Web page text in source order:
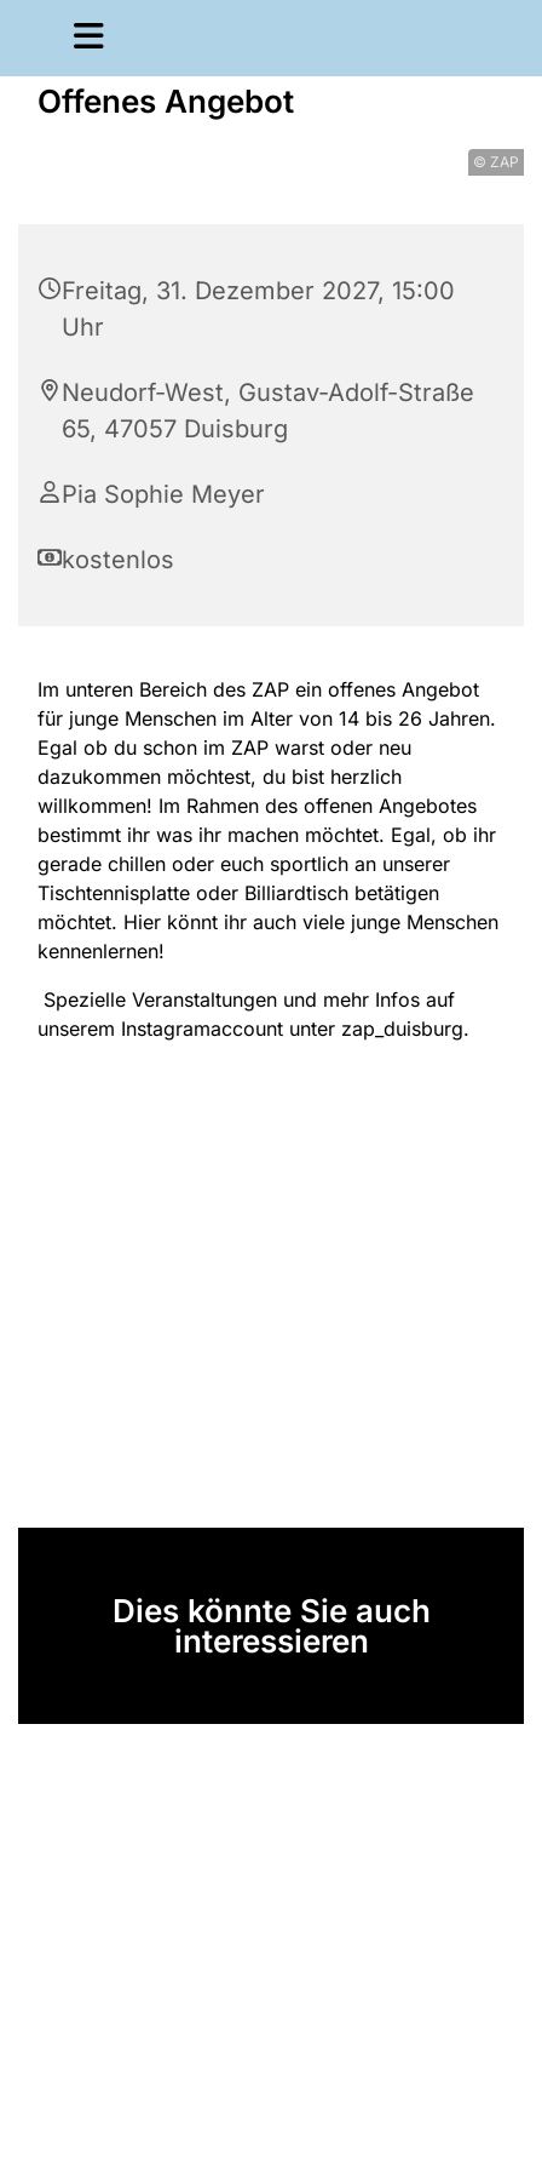
Offenes Angebot
© ZAP
Freitag, 31. Dezember 2027, 15:00
Uhr
Neudorf-West, Gustav-Adolf-Straße
65, 47057 Duisburg
Pia Sophie Meyer
kostenlos
Im unteren Bereich des ZAP ein offenes Angebot
für junge Menschen im Alter von 14 bis 26 Jahren.
Egal ob du schon im ZAP warst oder neu
dazukommen möchtest, du bist herzlich
willkommen! Im Rahmen des offenen Angebotes
bestimmt ihr was ihr machen möchtet. Egal, ob ihr
gerade chillen oder euch sportlich an unserer
Tischtennisplatte oder Billiardtisch betätigen
möchtet. Hier könnt ihr auch viele junge Menschen
kennenlernen!
Spezielle Veranstaltungen und mehr Infos auf
unserem Instagramaccount unter zap_duisburg.
Dies könnte Sie auch
interessieren